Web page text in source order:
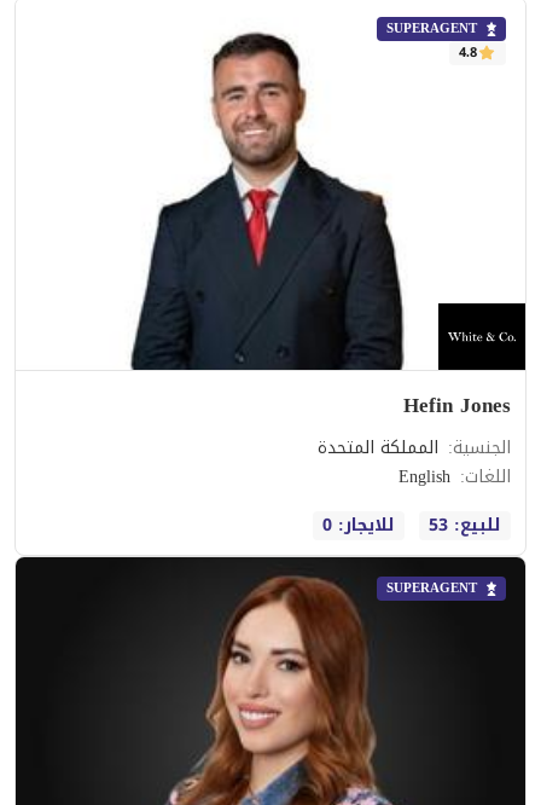
SUPERAGENT
4.8
Hefin Jones
الجنسية: المملكة المتحدة
اللغات:
English
للبيع: 53
للايجار: 0
SUPERAGENT